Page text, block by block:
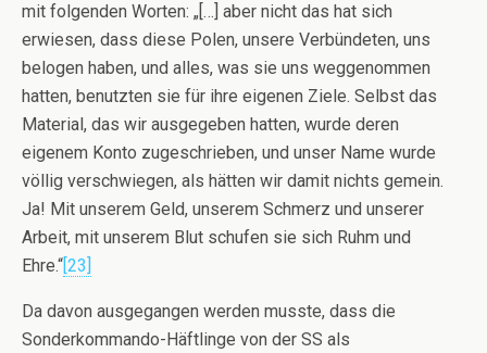
mit folgenden Worten: „[…] aber nicht das hat sich
erwiesen, dass diese Polen, unsere Verbündeten, uns
belogen haben, und alles, was sie uns weggenommen
hatten, benutzten sie für ihre eigenen Ziele. Selbst das
Material, das wir ausgegeben hatten, wurde deren
eigenem Konto zugeschrieben, und unser Name wurde
völlig verschwiegen, als hätten wir damit nichts gemein.
Ja! Mit unserem Geld, unserem Schmerz und unserer
Arbeit, mit unserem Blut schufen sie sich Ruhm und
Ehre.“ [23]
Da davon ausgegangen werden musste, dass die
Sonderkommando-Häftlinge von der SS als